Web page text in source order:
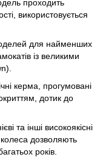
проходить
використовується
для найменших
із великими
керма, прогумовані
дотик до
та інші високоякісні
колеса дозволяють
років.